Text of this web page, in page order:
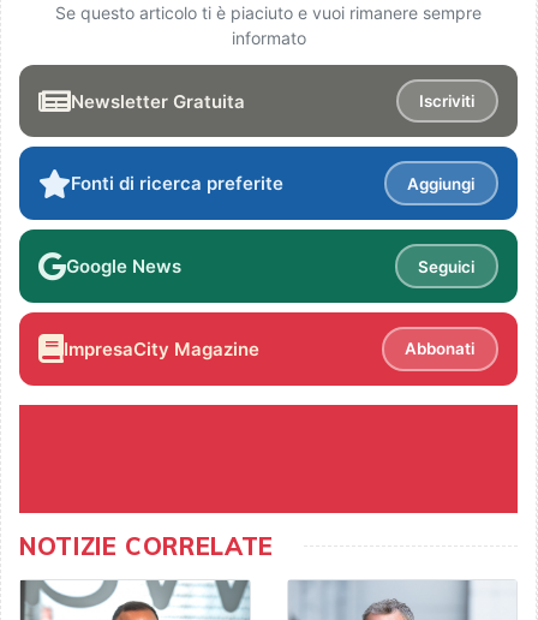
Se questo articolo ti è piaciuto e vuoi rimanere sempre
informato
Newsletter Gratuita Iscriviti
Fonti di ricerca preferite Aggiungi
Google News Seguici
ImpresaCity Magazine Abbonati
NOTIZIE CORRELATE